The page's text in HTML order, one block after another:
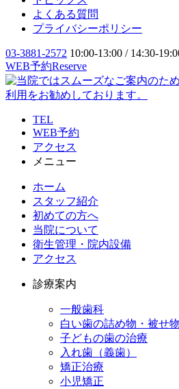
よくある質問
プライバシーポリシー
03-3881-2572 10:00-13:00 / 14:30-
WEB予約Reserve
TEL
WEB予約
アクセス
メニュー
ホーム
スタッフ紹介
初めての方へ
当院について
衛生管理・院内設備
アクセス
診療案内
一般歯科
白い歯の詰め物・被せ物
子どもの歯の治療
入れ歯（義歯）
矯正治療
小児矯正